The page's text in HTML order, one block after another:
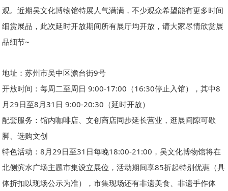
观。近期吴文化博物馆特展人气满满，不少观众希望能有更多时间
细赏展品，此次延时开放期间所有展厅均开放，请大家尽情欣赏展
品细节~
地址：苏州市吴中区澹台街9号
开放时间：每周二至周日 9:00-17:00（16:30停止入馆），其中8
月29日至8月31日 9:00-20:30（延时开放）
配套服务：馆内咖啡店、文创商店同步延长营业，逛展间隙可歇
脚、选购文创
特色活动：8月29日至31日每晚18:00-21:00，吴文化博物馆将在
北侧滨水广场主题市集设立展位，活动期间享85折起特别优惠（具
体折扣以现场公示为准），市集现场还有非遗美食、非遗手作体